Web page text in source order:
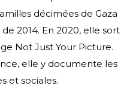
décimées de Gaza
2014. En 2020, elle sort
Not Just Your Picture.
elle y documente les
et sociales.